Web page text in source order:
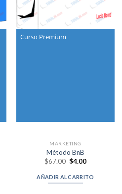
Curso Premium
MARKETING
Método BnB
$67.00 Original
was:
$67.00.
$4.00Current
is:
$4.00.
AÑADIR AL CARRITO